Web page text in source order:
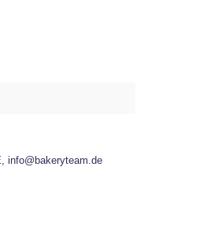
info@bakeryteam.de